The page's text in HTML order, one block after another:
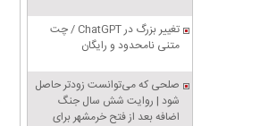
تغییر بزرگ در ChatGPT / چت
متنی نامحدود و رایگان
صلحی که می‌توانست زودتر حاصل
شود | روایت شش سال جنگ
اضافه بعد از فتح خرمشهر برای